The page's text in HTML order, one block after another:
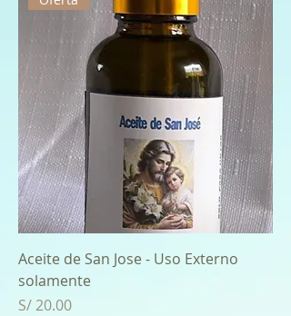
Aceite de San Jose - Uso Externo
solamente
Price
S/ 20.00